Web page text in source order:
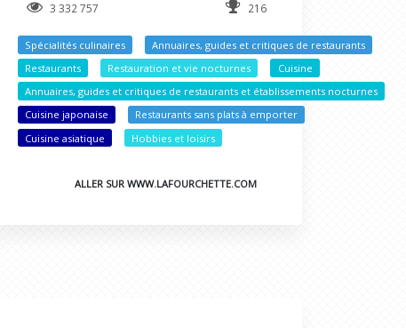
3 332 757 216
Spécialités culinaires
Annuaires, guides et critiques de restaurants
Restaurants
Restauration et vie nocturnes
Cuisine
Annuaires, guides et critiques de restaurants et établissements nocturnes
Cuisine japonaise
Restaurants sans plats à emporter
Cuisine asiatique
Hobbies et loisirs
ALLER SUR WWW.LAFOURCHETTE.COM